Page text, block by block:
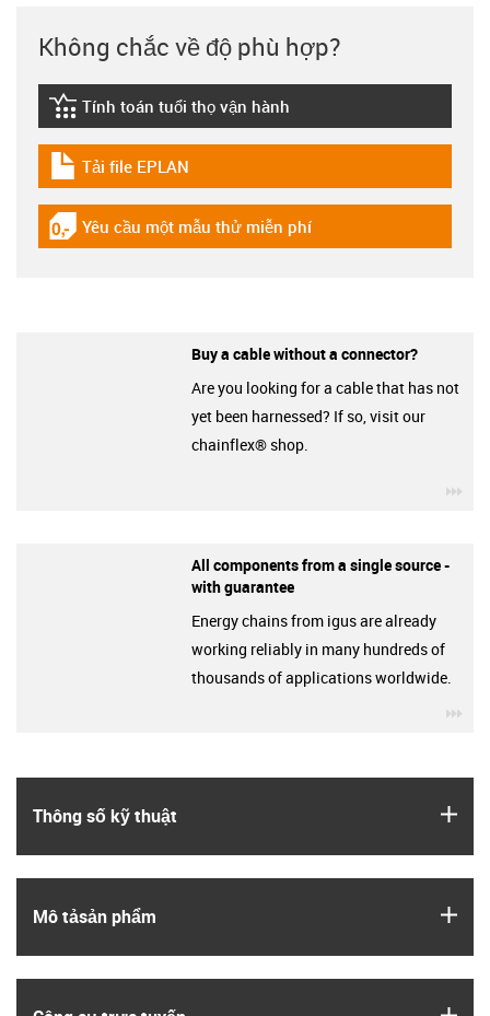
Thông số kỹ thuật
Mô tả­sản phẩm
Không chắc về độ phù hợp?
igus-icon-lebensdauerrechner
Tính toán tuổi thọ vận hành
igus-icon-download-plan
Tải file EPLAN
igus-icon-gratismuster
Yêu cầu một mẫu thử miễn phí
Buy a cable without a connector?
Are you looking for a cable that has not
yet been harnessed? If so, visit our
chainflex® shop.
All components from a single source -
with guarantee
Energy chains from igus are already
working reliably in many hundreds of
thousands of applications worldwide.